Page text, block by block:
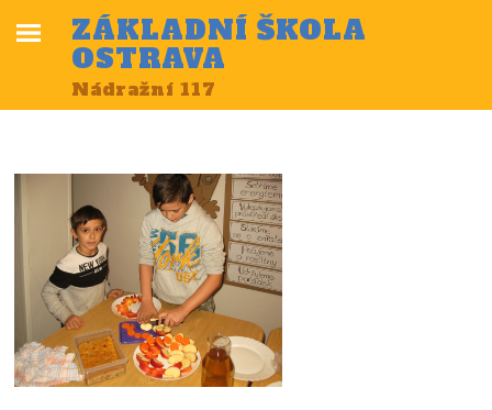
ZÁKLADNÍ ŠKOLA
OSTRAVA
Nádražní 117